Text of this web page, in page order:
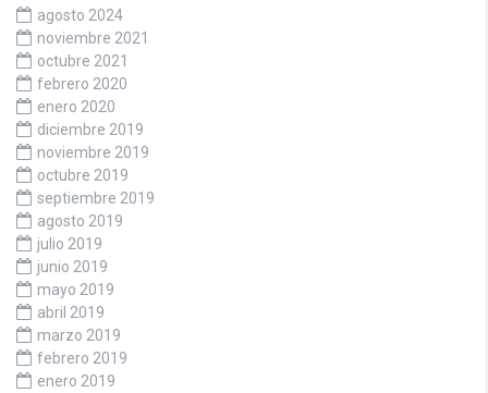
agosto 2024
noviembre 2021
octubre 2021
febrero 2020
enero 2020
diciembre 2019
noviembre 2019
octubre 2019
septiembre 2019
agosto 2019
julio 2019
junio 2019
mayo 2019
abril 2019
marzo 2019
febrero 2019
enero 2019